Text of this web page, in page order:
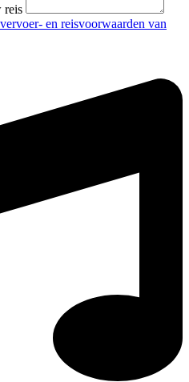
reis
en reisvoorwaarden van